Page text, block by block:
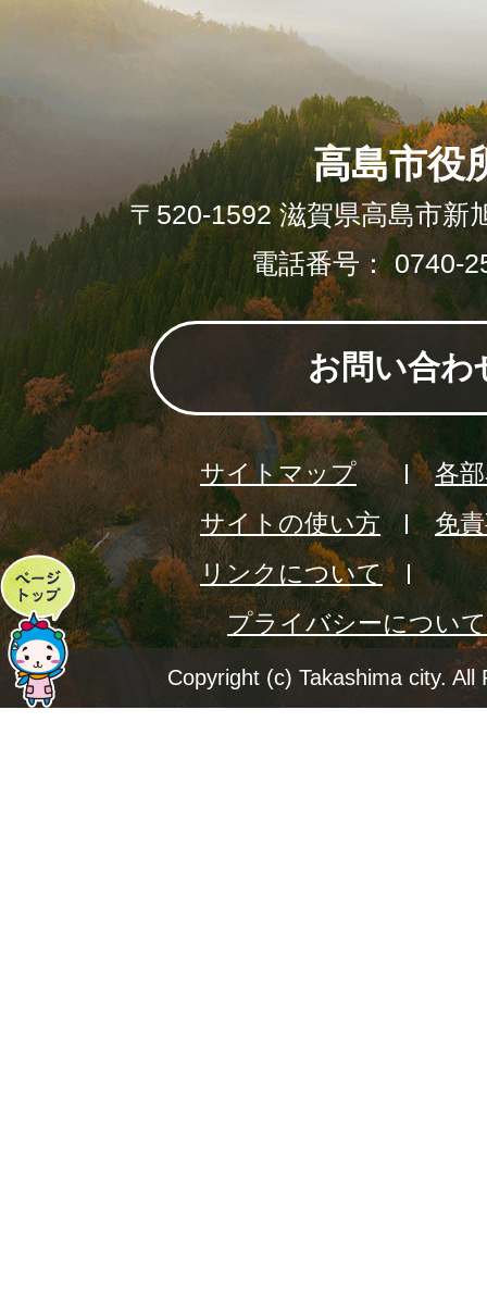
ペ
ー
ジ
高島市役
〒520-1592 滋賀県高島市新
電話番号： 0740-
お問い合わ
サイトマップ
各
サイトの使い方
免
リンクについて
プライバシーについて
Copyright (c) Takashima city. All